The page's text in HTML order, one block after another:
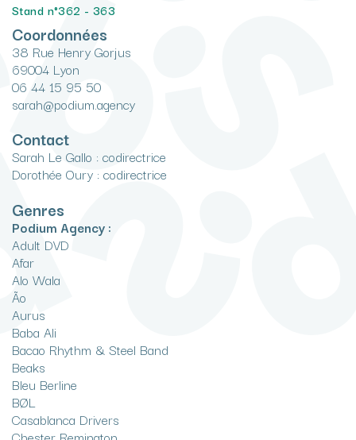
Stand n°362 - 363
Coordonnées
38 Rue Henry Gorjus
69004 Lyon
06 44 15 95 50
sarah@podium.agency
Contact
Sarah Le Gallo : codirectrice
Dorothée Oury : codirectrice
Genres
Podium Agency :
Adult DVD
Afar
Alo Wala
Ão
Aurus
Baba Ali
Bacao Rhythm & Steel Band
Beaks
Bleu Berline
BØL
Casablanca Drivers